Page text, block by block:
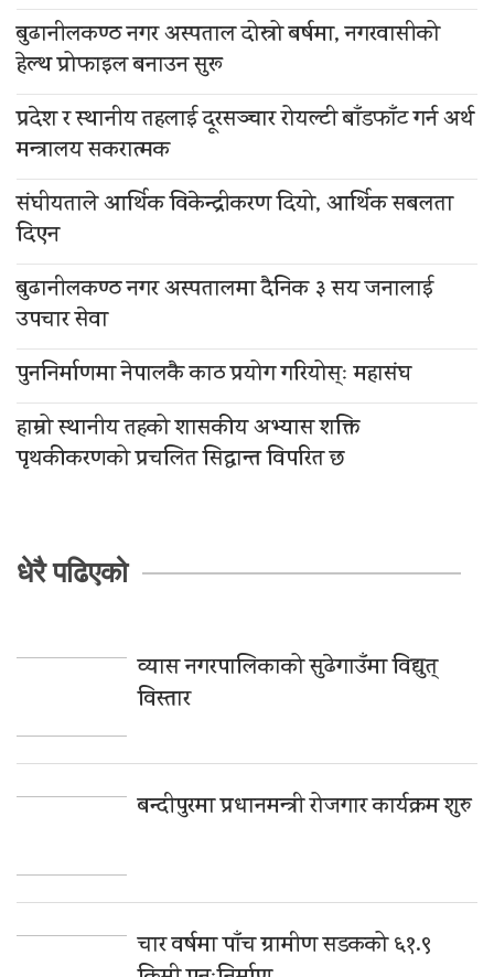
बुढानीलकण्ठ नगर अस्पताल दोस्रो बर्षमा, नगरवासीको
हेल्थ प्रोफाइल बनाउन सुरू
प्रदेश र स्थानीय तहलाई दूरसञ्चार रोयल्टी बाँडफाँट गर्न अर्थ
मन्त्रालय सकरात्मक
संघीयताले आर्थिक विकेन्द्रीकरण दियो, आर्थिक सबलता
दिएन
बुढानीलकण्ठ नगर अस्पतालमा दैनिक ३ सय जनालाई
उपचार सेवा
पुननिर्माणमा नेपालकै काठ प्रयोग गरियोस्ः महासंघ
हाम्रो स्थानीय तहको शासकीय अभ्यास शक्ति
पृथकीकरणको प्रचलित सिद्धान्त विपरित छ
धेरै पढिएको
व्यास नगरपालिकाको सुढेगाउँमा विद्युत्
विस्तार
बन्दीपुरमा प्रधानमन्त्री रोजगार कार्यक्रम शुरु
चार वर्षमा पाँच ग्रामीण सडकको ६१.९